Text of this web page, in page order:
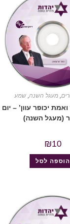
, מעגל השנה, שמע
ואמת יכופר עוון’ – יום
(מעגל השנה)
₪10
הוספה לסל